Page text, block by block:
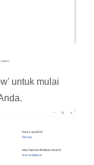
untuk mulai